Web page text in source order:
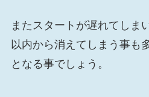
またスタートが遅れてしま
以内から消えてしまう事も
となる事でしょう。